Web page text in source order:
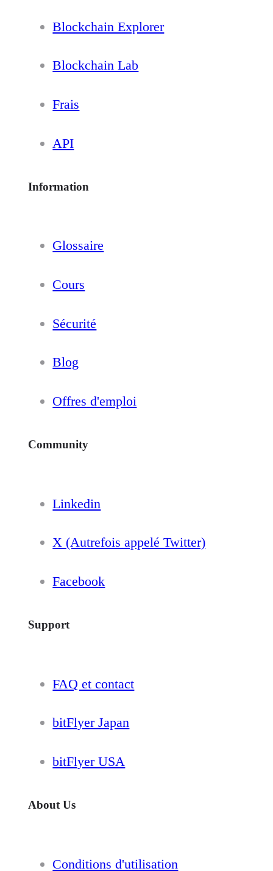
Blockchain Explorer
Blockchain Lab
Frais
API
Information
Glossaire
Cours
Sécurité
Blog
Offres d'emploi
Community
Linkedin
X (Autrefois appelé Twitter)
Facebook
Support
FAQ et contact
bitFlyer Japan
bitFlyer USA
About Us
Conditions d'utilisation